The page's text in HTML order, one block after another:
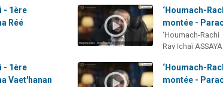
- 1ère
Réé
‘Houmach-
montée -
‘Houmach-Rachi
Rav Ichaï
- 1ère
Vaet'hanan
‘Houmach-
montée -